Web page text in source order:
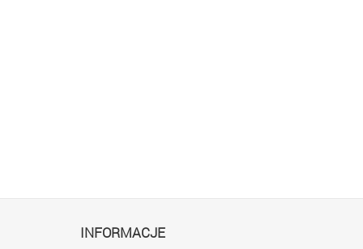
INFORMACJE